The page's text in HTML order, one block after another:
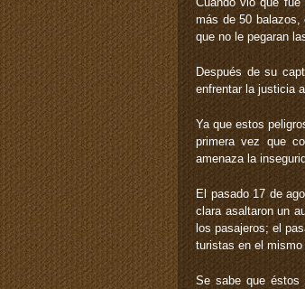
más de 50 balazos,
que no le pegaran
Después de su
enfrentar la justicia
Ya que estos
primera vez que
amenaza la
El pasado 17 de
clara asaltaron un
los pasajeros; el
turistas en el mismo
Se sabe que éstos